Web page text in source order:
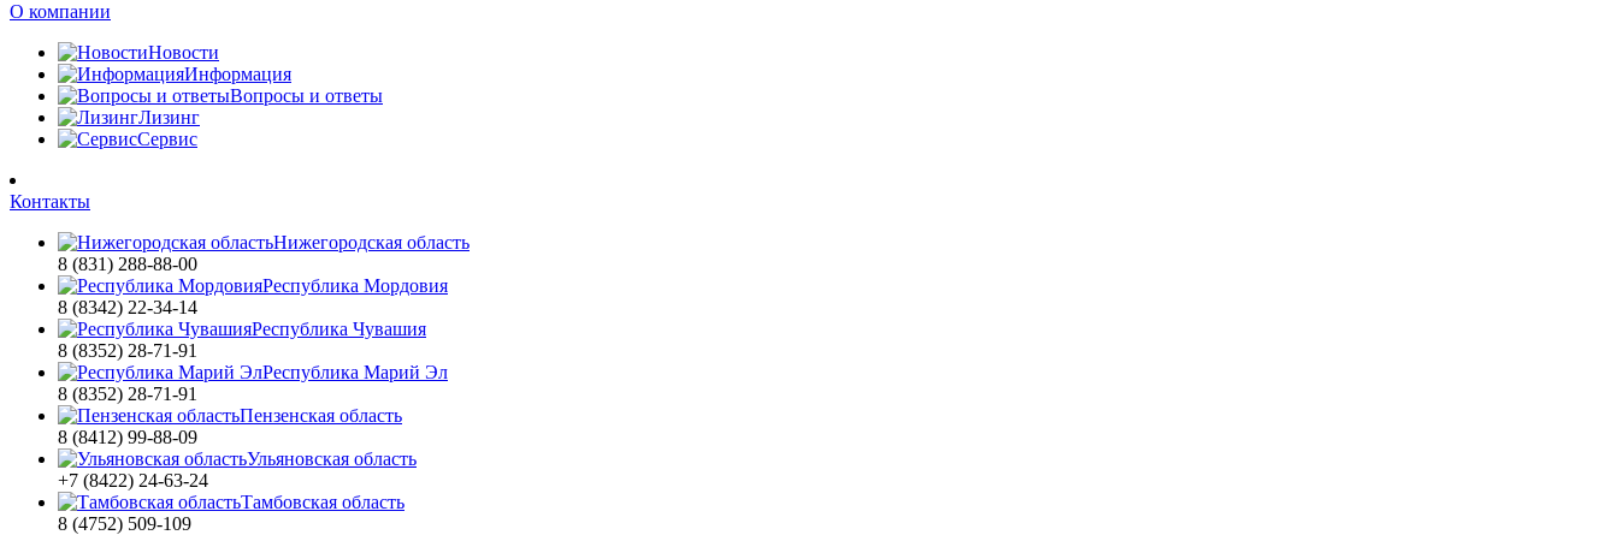
О компании
Новости
Информация
Вопросы и ответы
Лизинг
Сервис
Контакты
Нижегородская область
8 (831) 288-88-00
Республика Мордовия
8 (8342) 22-34-14
Республика Чувашия
8 (8352) 28-71-91
Республика Марий Эл
8 (8352) 28-71-91
Пензенская область
8 (8412) 99-88-09
Ульяновская область
+7 (8422) 24-63-24
Тамбовская область
8 (4752) 509-109